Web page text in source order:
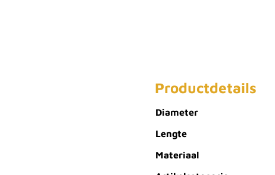
Productdetails
Diameter
Lengte
Materiaal